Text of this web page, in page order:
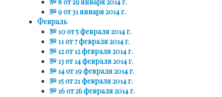
№ 9 от 31 января 2014 г.
Февраль
№ 10 от 5 февраля 2014 г.
№ 11 от 7 февраля 2014 г.
№ 12 от 12 февраля 2014 г.
№ 13 от 14 февраля 2014 г.
№ 14 от 19 февраля 2014 г.
№ 15 от 21 февраля 2014 г.
№ 16 от 26 февраля 2014 г.